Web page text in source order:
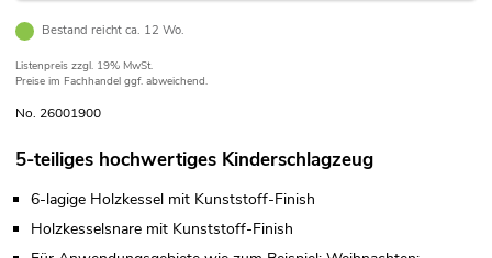
Bestand reicht ca. 12 Wo.
Listenpreis zzgl. 19% MwSt.
Preise im Fachhandel ggf. abweichend.
No. 26001900
5-teiliges hochwertiges Kinderschlagzeug
6-lagige Holzkessel mit Kunststoff-Finish
Holzkesselsnare mit Kunststoff-Finish